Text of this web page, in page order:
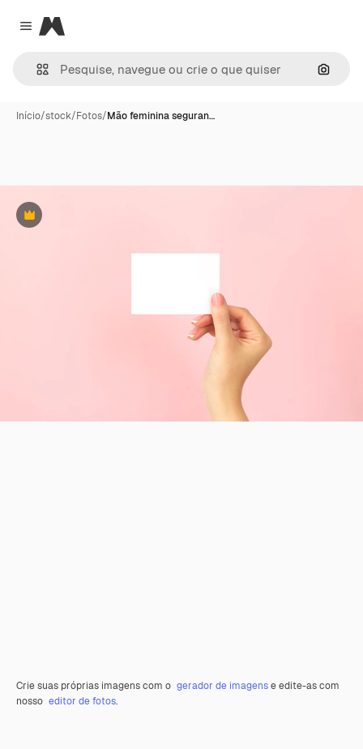
Close menu
Magnific
Início/stock/Fotos/Mão feminina seguran…
Premium
Crie suas próprias imagens com o gerador de imagense edite-as com
nosso editor de fotos.